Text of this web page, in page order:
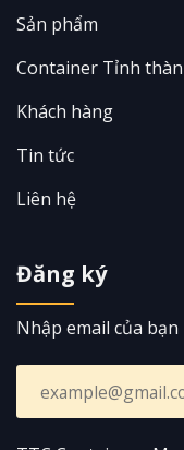
Sản phẩm
Container Tỉnh
Khách hàng
Tin tức
Liên hệ
Đăng ký
Nhập email của bạn